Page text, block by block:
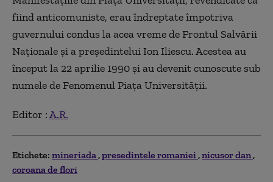
fiind anticomuniste, erau îndreptate împotriva
guvernului condus la acea vreme de Frontul Salvării
Naţionale şi a preşedintelui Ion Iliescu. Acestea au
început la 22 aprilie 1990 şi au devenit cunoscute sub
numele de Fenomenul Piaţa Universităţii.
Editor :A.R.
Etichete: mineriada presedintele romaniei nicusor dan
coroana de flori